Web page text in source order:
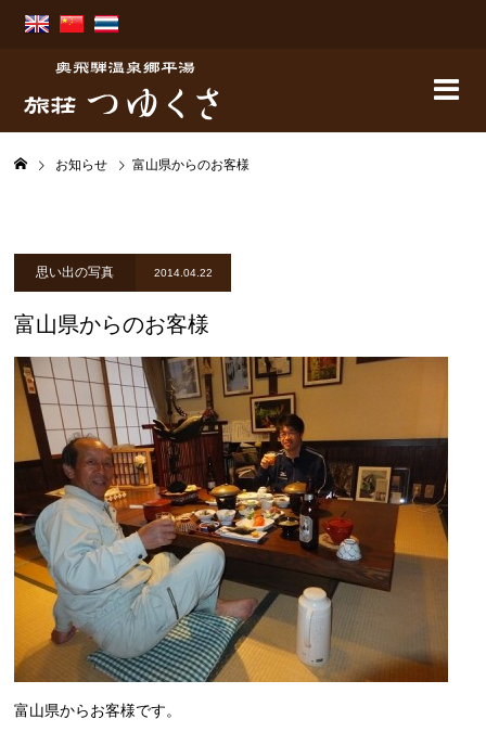
お知らせ 富山県からのお客様
思い出の写真 2014.04.22
富山県からのお客様
富山県からお客様です。